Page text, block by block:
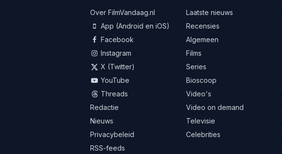
Over FilmVandaag.nl
App (Android en iOS)
Facebook
Instagram
X (Twitter)
YouTube
Threads
Redactie
Nieuws
Privacybeleid
RSS-feeds
Laatste nieuws
Recensies
Algemeen
Films
Series
Bioscoop
Video's
Video on demand
Televisie
Celebrities